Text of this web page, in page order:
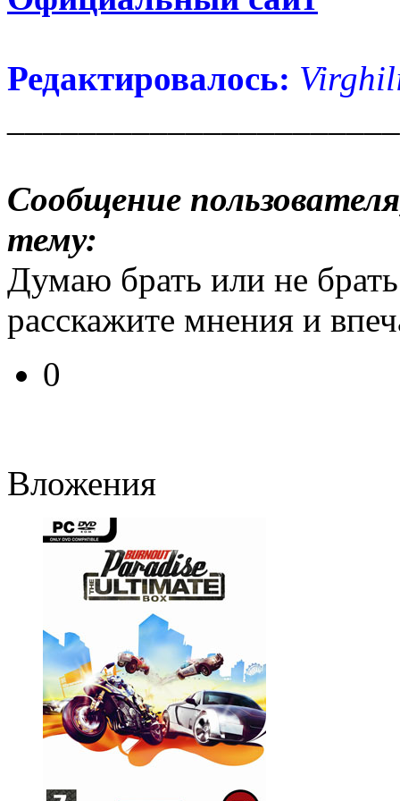
Редактировалось:
Сообщение
тему:
Думаю брать или не
расскажите мнения и
0
Вложения